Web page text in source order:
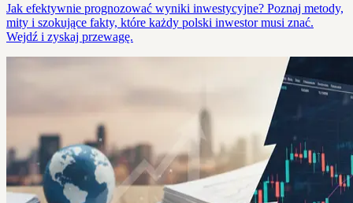
Jak efektywnie prognozować wyniki inwestycyjne? Poznaj metody,
mity i szokujące fakty, które każdy polski inwestor musi znać.
Wejdź i zyskaj przewagę.